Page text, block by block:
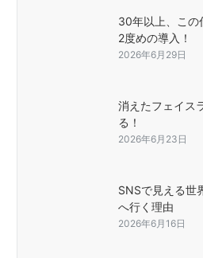
30年以上、この
2度めの導入！
2026年6月29日
消えたフェイス
る！
2026年6月23日
SNSで見える世
へ行く理由
2026年6月16日